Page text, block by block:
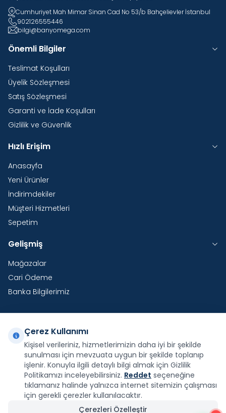
Cumhuriyet Mah Mimar Sinan Cad No 53/b Bahçelievler İstanbul
902126555446
bilgi@banyomega.com
Önemli Bilgiler
Teslimat Koşulları
Üyelik Sözleşmesi
Satış Sözleşmesi
Garanti ve İade Koşulları
Gizlilik ve Güvenlik
Hızlı Erişim
Anasayfa
Yeni Ürünler
İndirimdekiler
Müşteri Hizmetleri
Sepetim
Gelişmiş
Mağazalar
Cari Ödeme
Banka Bilgilerimiz
Yurtdışı Kargo
Şirketimiz E-Fatura ve E-Arşiv Fatura uygulaması
kapsamındadır.
Çerez Kullanımı
Kişisel verileriniz, hizmetlerimizin daha iyi bir şekilde
sunulması için mevzuata uygun bir şekilde toplanıp
işlenir. Konuyla ilgili detaylı bilgi almak için Gizlilik
Politikamızı inceleyebilirsiniz. Reddet seçeneğine
tıklamanız halinde yalnızca internet sitemizin çalışması
için gerekli çerezler kullanılacaktır.
Çerezleri Özelleştir